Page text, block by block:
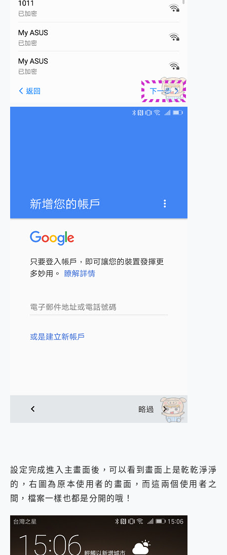
設定完成進入主畫面後，可以看到畫面上是乾乾淨淨
的，右圖為原本使用者的畫面，而這兩個使用者之
間，檔案一樣也都是分開的哦！